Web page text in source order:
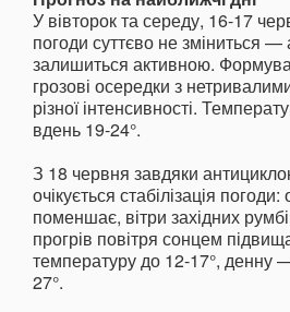
У вівторок та середу, 16-17
погоди суттєво не зміниться
залишиться активною.
грозові осередки з
різної інтенсивності.
вдень 19-24°.
З 18 червня завдяки
очікується стабілізація
поменшає, вітри західних
прогрів повітря сонцем
температуру до 12-17°, денну
27°.